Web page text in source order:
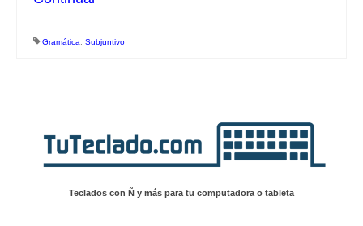
Gramática Subjuntivo
Teclados con Ñ y más para tu computadora o tableta